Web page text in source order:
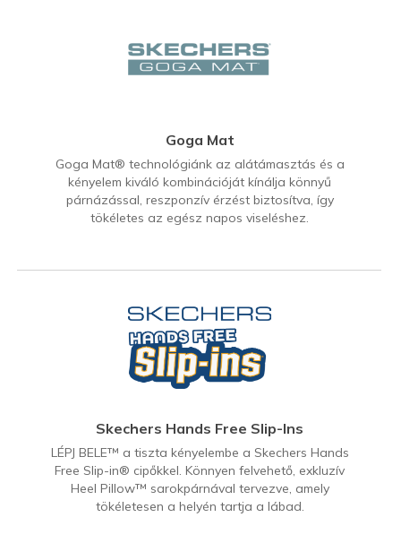
Goga Mat
Goga Mat® technológiánk az alátámasztás és a
kényelem kiváló kombinációját kínálja könnyű
párnázással, reszponzív érzést biztosítva, így
tökéletes az egész napos viseléshez.
Skechers Hands Free Slip-Ins
LÉPJ BELE™ a tiszta kényelembe a Skechers Hands
Free Slip-in® cipőkkel. Könnyen felvehető, exkluzív
Heel Pillow™ sarokpárnával tervezve, amely
tökéletesen a helyén tartja a lábad.